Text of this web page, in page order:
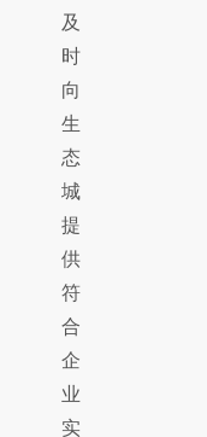
及
时
向
生
态
城
提
供
符
合
企
业
实